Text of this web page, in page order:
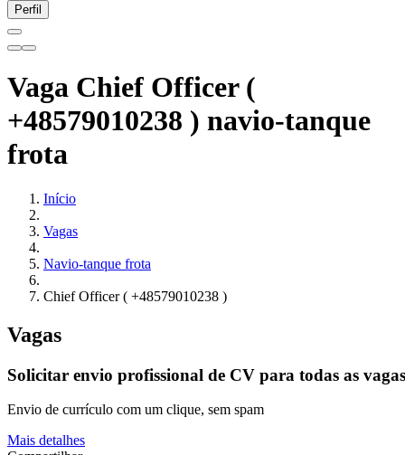
Perfil
Vaga Chief Officer (
+48579010238 ) navio-tanque
frota
Início
Vagas
Navio-tanque frota
Chief Officer ( +48579010238 )
Vagas
Solicitar envio profissional de CV para todas as vagas
Envio de currículo com um clique, sem spam
Mais detalhes